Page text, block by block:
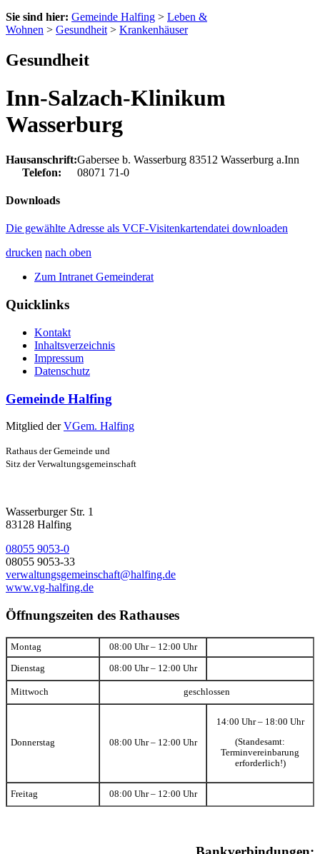
Sie sind hier: Gemeinde Halfing > Leben &
Wohnen > Gesundheit > Krankenhäuser
Gesundheit
Inn-Salzach-Klinikum
Wasserburg
Hausanschrift:Gabersee b. Wasserburg 83512 Wasserburg a.Inn
Telefon:
08071 71-0
Downloads
Die gewählte Adresse als VCF-Visitenkartendatei downloaden
drucken nach oben
Zum Intranet Gemeinderat
Quicklinks
Kontakt
Inhaltsverzeichnis
Impressum
Datenschutz
Gemeinde Halfing
Mitglied derVGem. Halfing
Rathaus der Gemeinde und
Sitz der Verwaltungsgemeinschaft
Wasserburger Str. 1
83128 Halfing
08055 9053-0
08055 9053-33
verwaltungsgemeinschaft@halfing.de
www.vg-halfing.de
Öffnungszeiten des Rathauses
Montag 08:00 Uhr – 12:00 Uhr
Dienstag 08:00 Uhr – 12:00 Uhr
Mittwoch geschlossen
Donnerstag 08:00 Uhr – 12:00 Uhr
14:00 Uhr – 18:00 Uhr
(Standesamt:
Terminvereinbarung
erforderlich!)
Freitag 08:00 Uhr – 12:00 Uhr